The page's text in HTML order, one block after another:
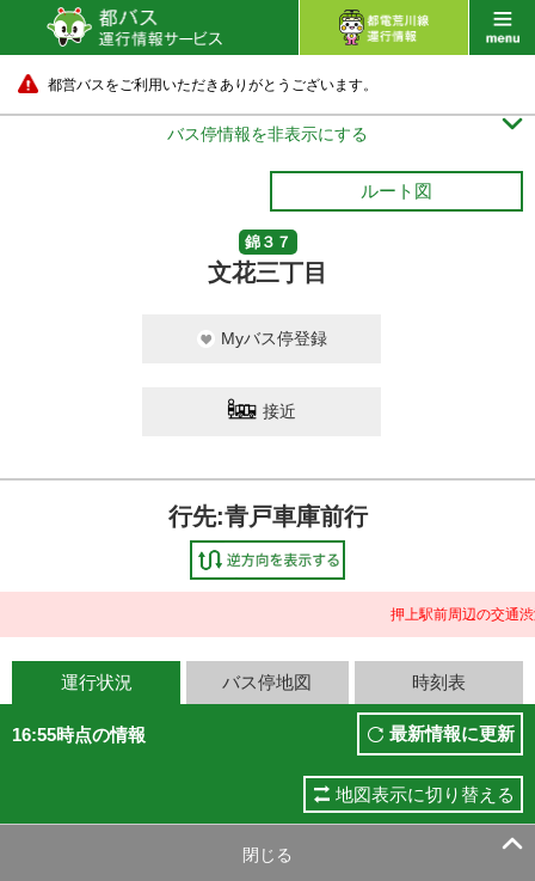
都営バスをご利用いただきありがとうございます。
バス停情報を非表示にする 
ルート図
錦３７
文花三丁目
Myバス停登録
接近
行先:青戸車庫前行
押上駅前周辺の交通
運行状況 バス停地図 時刻表
16:55時点の情報 最新情報に更新
地図表示に切り替える
閉じる 